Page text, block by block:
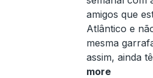
amigos que
Atlântico e
mesma
assim, ainda
more